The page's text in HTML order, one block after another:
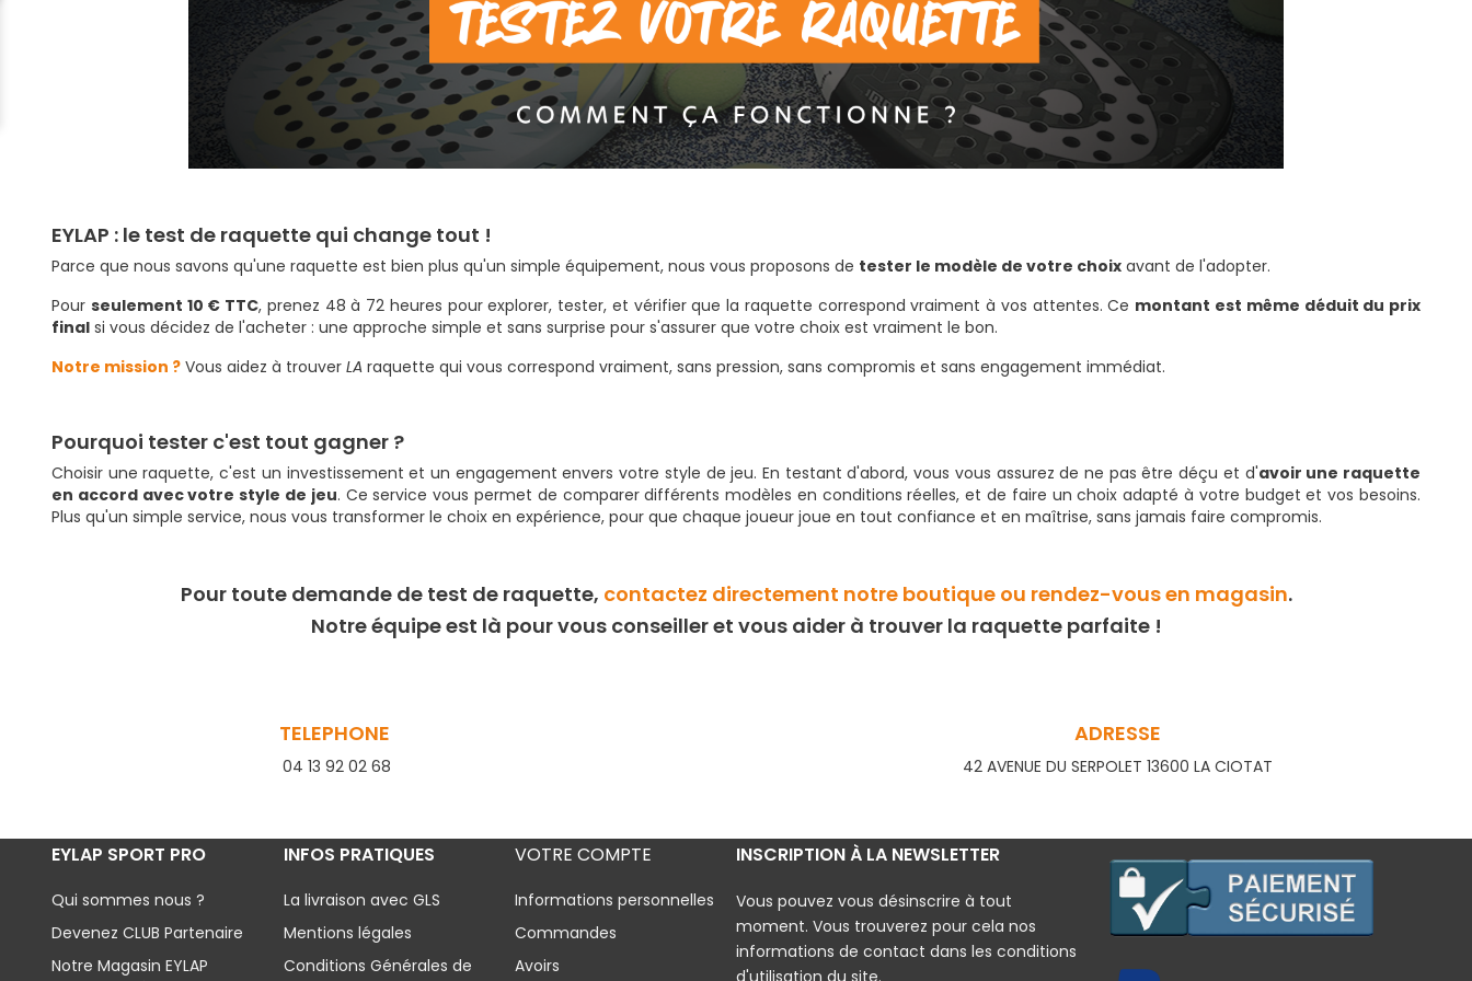
EYLAP : le test de raquette qui change tout !
Parce que nous savons qu'une raquette est bien plus qu'un simple équipement, nous vous proposons de tester le modèle de votre choix avant de l'adopter.
Pour seulement 10 € TTC, prenez 48 à 72 heures pour explorer, tester, et vérifier que la raquette correspond vraiment à vos attentes. Ce montant est même déduit du prix
final si vous décidez de l'acheter : une approche simple et sans surprise pour s'assurer que votre choix est vraiment le bon.
Notre mission ? Vous aidez à trouver LA raquette qui vous correspond vraiment, sans pression, sans compromis et sans engagement immédiat.
Pourquoi tester c'est tout gagner ?
Choisir une raquette, c'est un investissement et un engagement envers votre style de jeu. En testant d'abord, vous vous assurez de ne pas être déçu et d'avoir une raquette
en accord avec votre style de jeu. Ce service vous permet de comparer différents modèles en conditions réelles, et de faire un choix adapté à votre budget et vos besoins.
Plus qu'un simple service, nous vous transformer le choix en expérience, pour que chaque joueur joue en tout confiance et en maîtrise, sans jamais faire compromis.
Pour toute demande de test de raquette, contactez directement notre boutique ou rendez-vous en magasin.
Notre équipe est là pour vous conseiller et vous aider à trouver la raquette parfaite !
TELEPHONE ADRESSE
04 13 92 02 68 42 AVENUE DU SERPOLET 13600 LA CIOTAT
EYLAP SPORT PRO
Qui sommes nous ?
Devenez CLUB Partenaire
Notre Magasin EYLAP
INFOS PRATIQUES
La livraison avec GLS
Mentions légales
Conditions Générales de
VOTRE COMPTE
Informations personnelles
Commandes
Avoirs
INSCRIPTION À LA NEWSLETTER
Vous pouvez vous désinscrire à tout
moment. Vous trouverez pour cela nos
informations de contact dans les conditions
d'utilisation du site.